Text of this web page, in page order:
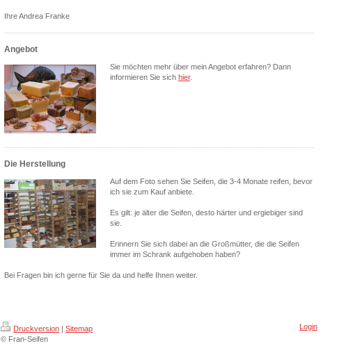
Ihre Andrea Franke
Angebot
Sie möchten mehr über mein Angebot erfahren? Dann
informieren Sie sich hier.
Die Herstellung
Auf dem Foto sehen Sie Seifen, die 3-4 Monate reifen, bevor
ich sie zum Kauf anbiete.
Es gilt: je älter die Seifen, desto härter und ergiebiger sind
sie.
Erinnern Sie sich dabei an die Großmütter, die die Seifen
immer im Schrank aufgehoben haben?
Bei Fragen bin ich gerne für Sie da und helfe Ihnen weiter.
Druckversion | Sitemap
© Fran-Seifen
Login